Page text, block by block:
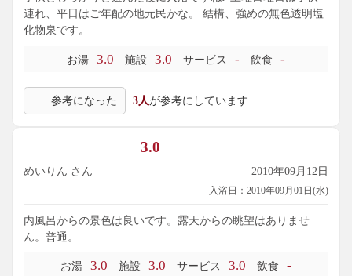
連れ、平日はご年配の地元民かな。 結構、強めの無色透明塩
化物泉です。
お湯 3.0 施設 3.0 サービス - 飲食 -
参考になった 3人が参考にしています
3.0
めいりん さん 2010年09月12日
入浴日：2010年09月01日(水)
内風呂からの景色は良いです。露天からの眺望はありませ
ん。普通。
お湯 3.0 施設 3.0 サービス 3.0 飲食 -